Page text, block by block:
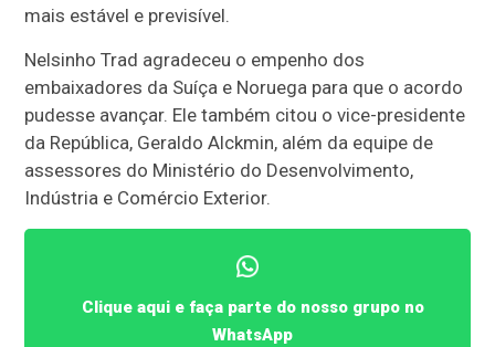
mais estável e previsível.
Nelsinho Trad agradeceu o empenho dos
embaixadores da Suíça e Noruega para que o acordo
pudesse avançar. Ele também citou o vice-presidente
da República, Geraldo Alckmin, além da equipe de
assessores do Ministério do Desenvolvimento,
Indústria e Comércio Exterior.
Clique aqui e faça parte do nosso grupo no
WhatsApp